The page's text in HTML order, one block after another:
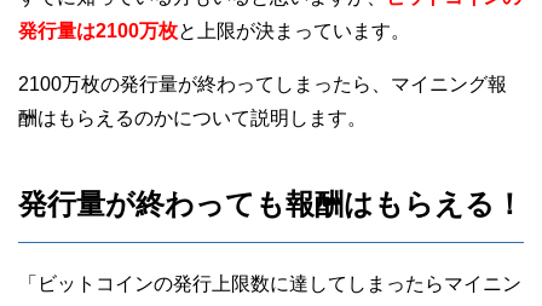
発行量は2100万枚と上限が決まっています。
2100万枚の発行量が終わってしまったら、マイニング報
酬はもらえるのかについて説明します。
発行量が終わっても報酬はもらえる！
「ビットコインの発行上限数に達してしまったらマイニン